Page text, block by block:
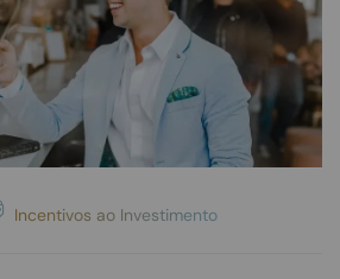
Incentivos ao Investimento